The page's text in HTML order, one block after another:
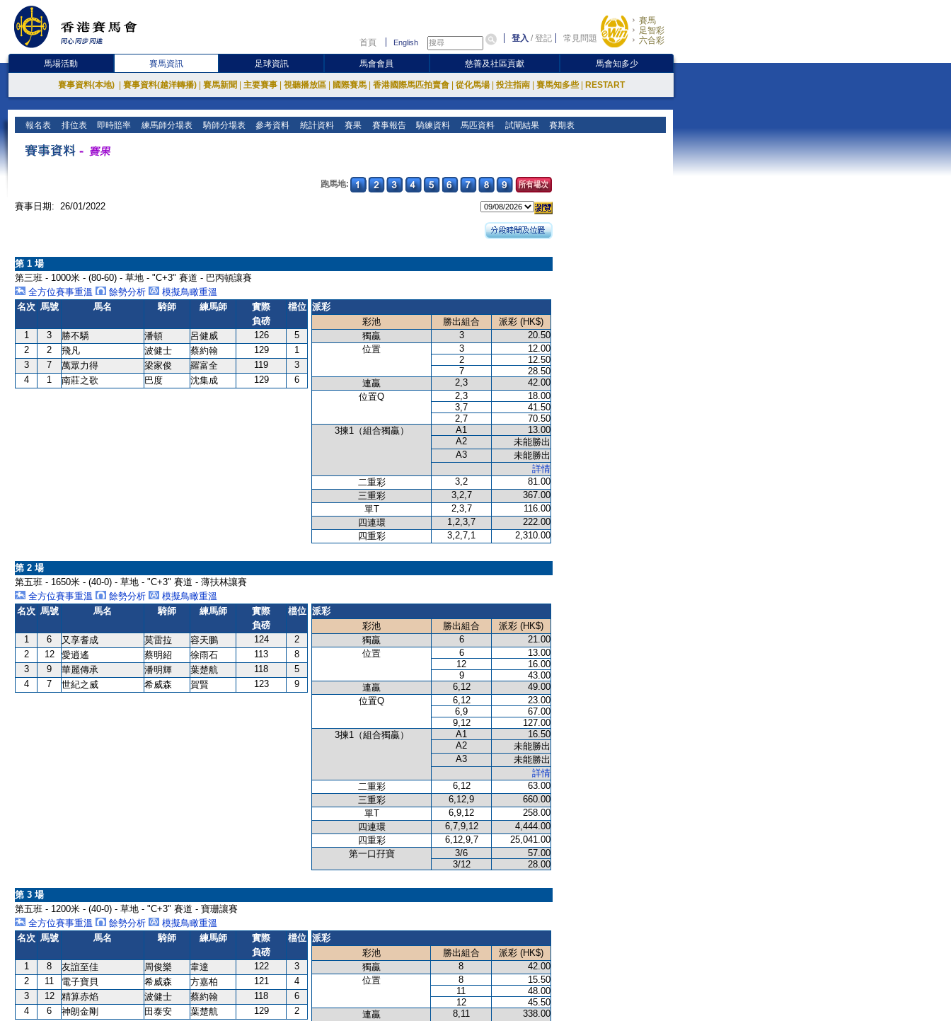
首頁 English 登入 /登記 常見問題
賽馬
足智彩
六合彩
馬場活動 賽馬資訊 足球資訊 馬會會員 慈善及社區貢獻 馬會知多少
賽事資料(本地) 賽事資料(越洋轉播) 賽馬新聞 主要賽事 視聽播放區 國際賽馬 香港國際馬匹拍賣會 從化馬場 投注指南 賽馬知多些 RESTART
報名表 排位表 即時賠率 練馬師分場表 騎師分場表 參考資料 統計資料 賽果 賽事報告 騎練資料 馬匹資料 試閘結果 賽期表
跑馬地:
賽事日期: 26/01/2022
第 1 場
第三班 - 1000米 - (80-60) - 草地 - "C+3" 賽道 - 巴丙頓讓賽
全方位賽事重溫
餘勢分析
模擬鳥瞰重溫
名次 馬號 馬名 騎師 練馬師
實際
負磅
檔位
1 3 勝不驕 潘頓 呂健威 126
5
2
2 飛凡 波健士 蔡約翰 129
1
3
7 萬眾力得 梁家俊 羅富全 119
3
4
1 南莊之歌 巴度 沈集成 129 6
派彩
彩池
勝出組合
派彩 (HK$)
獨贏
3
20.50
位置
3
12.00
2
12.50
7
28.50
連贏
2,3
42.00
位置Q
2,3
18.00
3,7
41.50
2,7
70.50
3揀1（組合獨贏）
A1
13.00
A2
未能勝出
A3
未能勝出
詳情
二重彩
3,2
81.00
三重彩
3,2,7
367.00
單T
2,3,7
116.00
四連環
1,2,3,7
222.00
四重彩
3,2,7,1 2,310.00
第 2 場
第五班 - 1650米 - (40-0) - 草地 - "C+3" 賽道 - 薄扶林讓賽
全方位賽事重溫
餘勢分析
模擬鳥瞰重溫
名次 馬號 馬名 騎師 練馬師
實際
負磅
檔位
1 6 又享耆成 莫雷拉 容天鵬 124
2
2
12 愛逍遙 蔡明紹 徐雨石 113
8
3
9 華麗傳承 潘明輝 葉楚航 118
5
4
7 世紀之威 希威森 賀賢 123 9
派彩
彩池
勝出組合
派彩 (HK$)
獨贏
6
21.00
位置
6
13.00
12
16.00
9
43.00
連贏
6,12
49.00
位置Q
6,12
23.00
6,9
67.00
9,12
127.00
3揀1（組合獨贏）
A1
16.50
A2
未能勝出
A3
未能勝出
詳情
二重彩
6,12
63.00
三重彩
6,12,9
660.00
單T
6,9,12
258.00
四連環
6,7,9,12
4,444.00
四重彩
6,12,9,7
25,041.00
第一口孖寶
3/6
57.00
3/12
28.00
第 3 場
第五班 - 1200米 - (40-0) - 草地 - "C+3" 賽道 - 寶珊讓賽
全方位賽事重溫
餘勢分析
模擬鳥瞰重溫
名次 馬號 馬名 騎師 練馬師
實際
負磅
檔位
1 8 友誼至佳 周俊樂 韋達 122
3
2
11 電子寶貝 希威森 方嘉柏 121
4
3
12 精算赤焰 波健士 蔡約翰 118
6
4
6 神朗金剛 田泰安 葉楚航 129 2
派彩
彩池
勝出組合
派彩 (HK$)
獨贏
8
42.00
位置
8
15.50
11
48.00
12
45.50
連贏
8,11
338.00